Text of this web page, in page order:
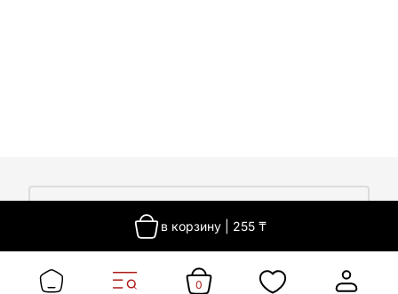
в корзину| 255₸
Сертификаты
Покупателям
Доставка 0